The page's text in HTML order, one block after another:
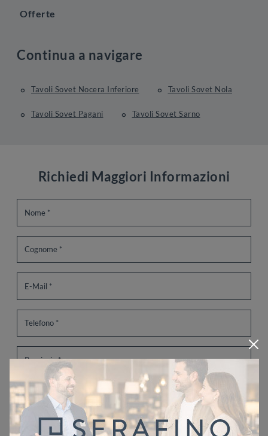
Offerte
Continua a navigare
Tavoli Sovet Nocera Inferiore Tavoli Sovet Nola
Tavoli Sovet Pagani Tavoli Sovet Sarno
Richiedi Maggiori Informazioni